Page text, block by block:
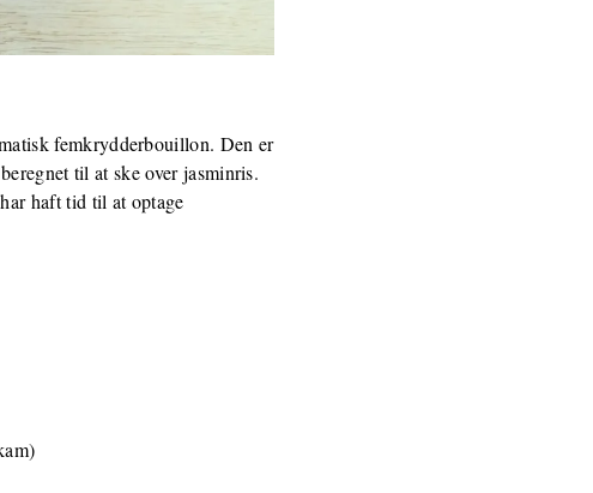
femkrydderbouillon. Den er
til at ske over jasminris.
haft tid til at optage